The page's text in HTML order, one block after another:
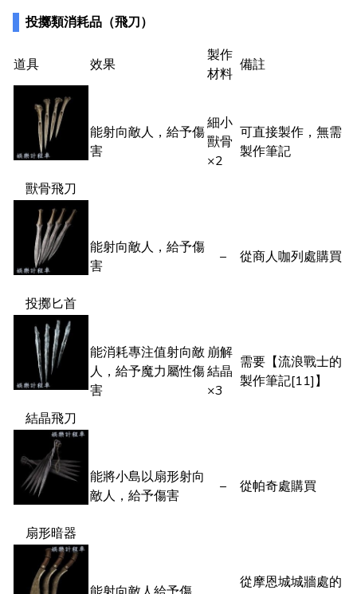
投擲類消耗品（飛刀）
道具 效果
製作
材料
備註
獸骨飛刀
能射向敵人，給予傷
害
細小
獸骨
×2
可直接製作，無需
製作筆記
投擲匕首
能射向敵人，給予傷
害
– 從商人咖列處購買
結晶飛刀
能消耗專注值射向敵
人，給予魔力屬性傷
害
崩解
結晶
×3
需要【流浪戰士的
製作筆記[11]】
扇形暗器
能將小島以扇形射向
敵人，給予傷害
– 從帕奇處購買
從摩恩城城牆處的